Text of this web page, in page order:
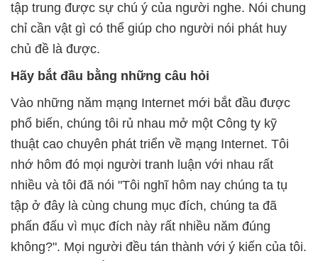
tập trung được sự chú ý của người nghe. Nói chung
chỉ cần vật gì có thể giúp cho người nói phát huy
chủ đề là được.
Hãy bắt đầu bằng những câu hỏi
Vào những năm mạng Internet mới bắt đầu được
phổ biến, chúng tôi rủ nhau mở một Công ty kỹ
thuật cao chuyên phát triển về mạng Internet. Tôi
nhớ hôm đó mọi người tranh luận với nhau rất
nhiều và tôi đã nói "Tôi nghĩ hôm nay chúng ta tụ
tập ở đây là cùng chung mục đích, chúng ta đã
phấn đấu vì mục đích này rất nhiều năm đúng
không?". Mọi người đều tán thành với ý kiến của tôi.